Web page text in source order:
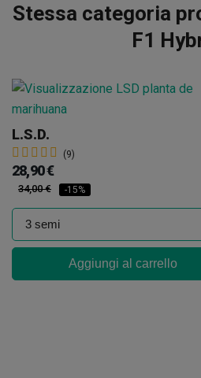
Stessa categoria
F1
L.S.D.
(9)
28,90 €
34,00 € -15%
Aggiungi al carrello